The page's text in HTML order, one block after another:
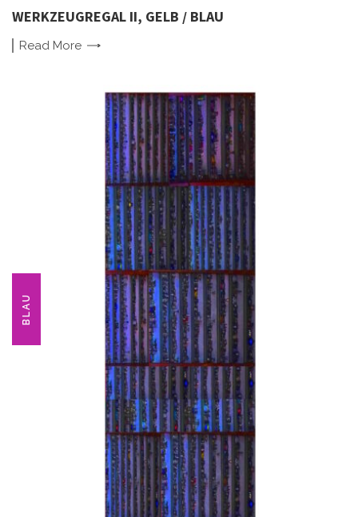
WERKZEUGREGAL II, GELB / BLAU
Read More
BLAU